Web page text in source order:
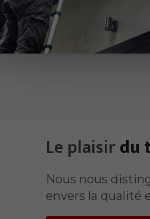
Le plaisirdu
Nous nous
envers la qualité